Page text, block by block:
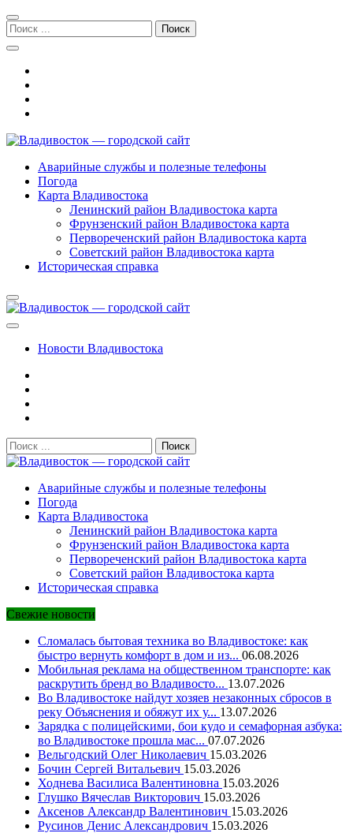
Перейти
к
навигации
Перейти
к
содержимому
Поиск:
Владивосток — городской сайт
Аварийные службы и полезные телефоны
Погода
Карта Владивостока
Ленинский район Владивостока карта
Фрунзенский район Владивостока карта
Первореченский район Владивостока карта
Советский район Владивостока карта
Историческая справка
Новости Владивостока
Поиск:
Владивосток — городской сайт
Аварийные службы и полезные телефоны
Погода
Карта Владивостока
Ленинский район Владивостока карта
Фрунзенский район Владивостока карта
Первореченский район Владивостока карта
Советский район Владивостока карта
Историческая справка
Свежие новости
Сломалась бытовая техника во Владивостоке: как
быстро вернуть комфорт в дом и из... 06.08.2026
Мобильная реклама на общественном транспорте: как
раскрутить бренд во Владивосто... 13.07.2026
Во Владивостоке найдут хозяев незаконных сбросов в
реку Объяснения и обяжут их у... 13.07.2026
Зарядка с полицейскими, бои кудо и семафорная азбука:
во Владивостоке прошла мас... 07.07.2026
Вельгодский Олег Николаевич 15.03.2026
Бочин Сергей Витальевич 15.03.2026
Ходнева Василиса Валентиновна 15.03.2026
Глушко Вячеслав Викторович 15.03.2026
Аксенов Александр Валентинович 15.03.2026
Русинов Денис Александрович 15.03.2026